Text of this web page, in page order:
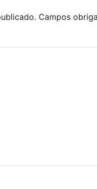
Campos